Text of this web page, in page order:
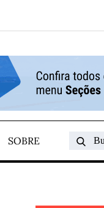
SOBRE
Search
Search